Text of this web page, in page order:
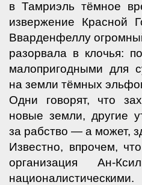
в Тамриэль тёмное
извержение Красной
Вварденфеллу
разорвала в клочья:
малопригодными для
на земли тёмных
Одни говорят, что
новые земли, другие
за рабство — а может,
Известно, впрочем,
организация Ан-
националистическими.